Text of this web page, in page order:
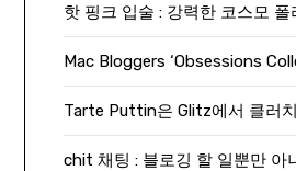
핫 핑크 입술 : 강력한 코스모 폴
Mac Bloggers ‘Obsessions
Tarte Puttin은 Glitz에서 클러치
chit 채팅 : 블로깅 할 일뿐만 아